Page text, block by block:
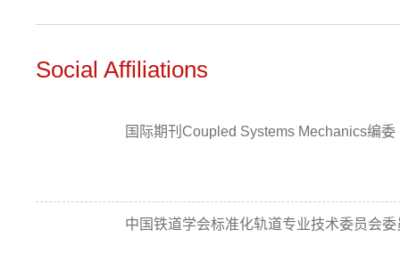
Social Affiliations
国际期刊Coupled Systems Mechanics编委
中国铁道学会标准化轨道专业技术委员会委